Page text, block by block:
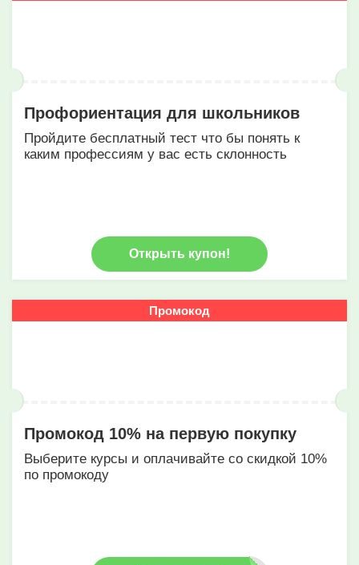
Профориентация для школьников
Пройдите бесплатный тест что бы понять к
каким профессиям у вас есть склонность
Открыть купон!
Промокод
Промокод 10% на первую покупку
Выберите курсы и оплачивайте со скидкой 10%
по промокоду